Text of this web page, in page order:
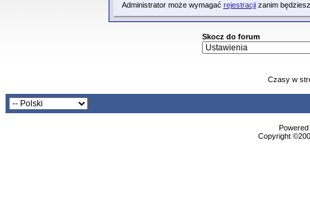
Administrator może wymagać rejestracjizanim
Skocz do forum
Czasy w
Copyright